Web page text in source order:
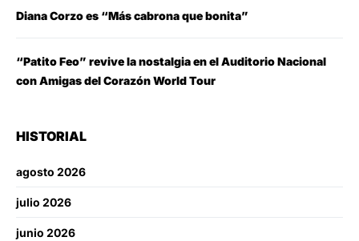
Diana Corzo es “Más cabrona que bonita”
“Patito Feo” revive la nostalgia en el Auditorio Nacional
con Amigas del Corazón World Tour
HISTORIAL
agosto 2026
julio 2026
junio 2026